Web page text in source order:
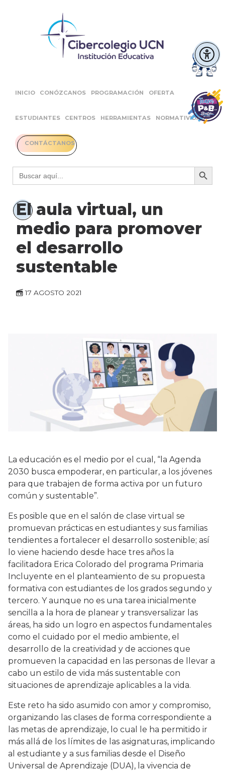
INICIO CONÓZCANOS PROGRAMACIÓN OFERTA
ESTUDIANTES CENTROS HERRAMIENTAS NORMATIVIDAD
CONTÁCTANOS
Buscar: Botón
El aula virtual, un
medio para promover
el desarrollo
sustentable
17 AGOSTO 2021
La educación es el medio por el cual, “la Agenda
2030 busca empoderar, en particular, a los jóvenes
para que trabajen de forma activa por un futuro
común y sustentable”.
Es posible que en el salón de clase virtual se
promuevan prácticas en estudiantes y sus familias
tendientes a fortalecer el desarrollo sostenible; así
lo viene haciendo desde hace tres años la
facilitadora Erica Colorado del programa Primaria
Incluyente en el planteamiento de su propuesta
formativa con estudiantes de los grados segundo y
tercero. Y aunque no es una tarea inicialmente
sencilla a la hora de planear y transversalizar las
áreas, ha sido un logro en aspectos fundamentales
como el cuidado por el medio ambiente, el
desarrollo de la creatividad y de acciones que
promueven la capacidad en las personas de llevar a
cabo un estilo de vida más sustentable con
situaciones de aprendizaje aplicables a la vida.
Este reto ha sido asumido con amor y compromiso,
organizando las clases de forma correspondiente a
las metas de aprendizaje, lo cual le ha permitido ir
más allá de los límites de las asignaturas, implicando
al estudiante y a sus familias desde el Diseño
Universal de Aprendizaje (DUA), la vivencia de